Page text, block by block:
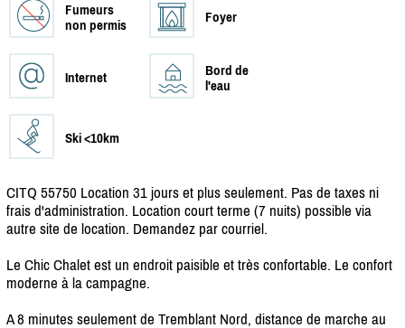
Fumeurs
non permis
Foyer
Internet
Bord de
l'eau
Ski <10km
CITQ 55750 Location 31 jours et plus seulement. Pas de taxes ni
frais d'administration. Location court terme (7 nuits) possible via
autre site de location. Demandez par courriel.
Le Chic Chalet est un endroit paisible et très confortable. Le confort
moderne à la campagne.
A 8 minutes seulement de Tremblant Nord, distance de marche au